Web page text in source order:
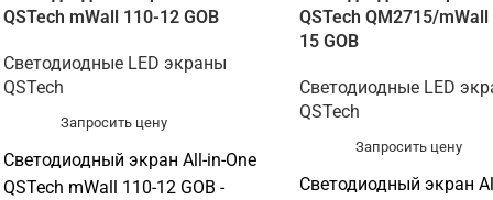
QSTech mWall 110-12 GOB
Светодиодные LED экраны
QSTech
Запросить цену
Светодиодный экран All-in-One
QSTech mWall 110-12 GOB -
QSTech QM2715/
15 GOB
Светодиодные LED
QSTech
Запросить цену
Светодиодный экран